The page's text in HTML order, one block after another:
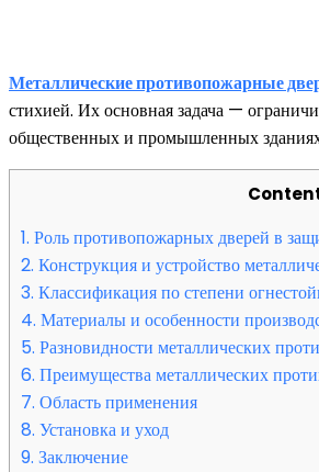
Металлические противопожарные
стихией. Их основная задача —
общественных и промышленных
1. Роль противопожарных дверей в
2. Конструкция и устройство
3. Классификация по степени
4. Материалы и особенности
5. Разновидности металлических
6. Преимущества металлических
7. Область применения
8. Установка и уход
9. Заключение